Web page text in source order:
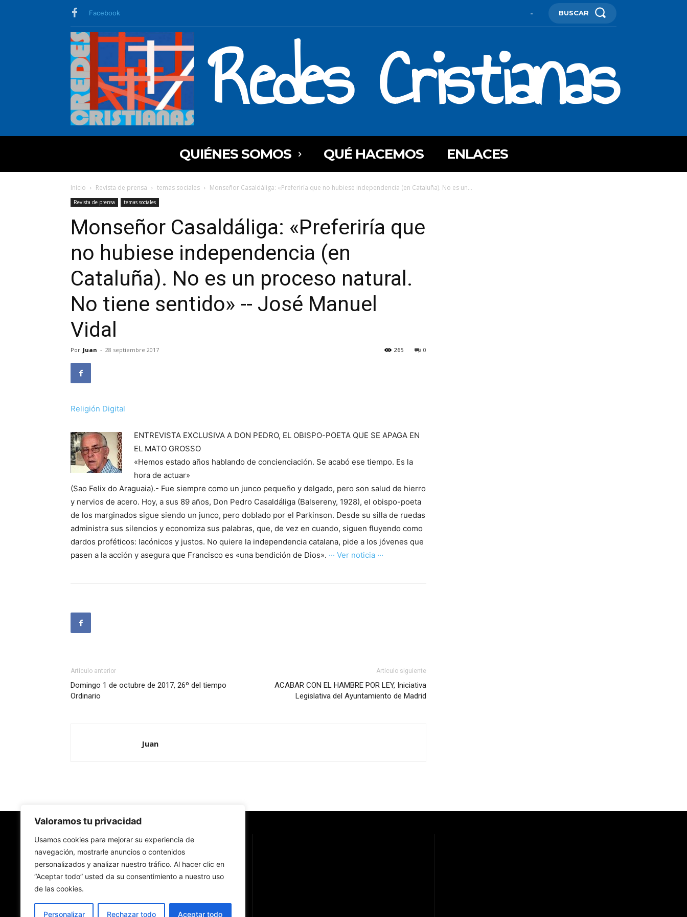
Valoramos tu privacidad
Usamos cookies para mejorar su experiencia de
navegación, mostrarle anuncios o contenidos
personalizados y analizar nuestro tráfico. Al hacer clic en
“Aceptar todo” usted da su consentimiento a nuestro uso
de las cookies.
Personalizar Rechazar todo Aceptar todo
Facebook - BUSCAR
Redes Cristianas
QUIÉNES SOMOS QUÉ HACEMOS ENLACES
Inicio Revista de prensa temas sociales Monseñor Casaldáliga: «Preferiría que no hubiese independencia (en Cataluña). No es un...
Revista de prensa temas sociales
Monseñor Casaldáliga: «Preferiría que
no hubiese independencia (en
Cataluña). No es un proceso natural.
No tiene sentido» -- José Manuel
Vidal
Por Juan - 28 septiembre 2017 0
265
Religión Digital
ENTREVISTA EXCLUSIVA A DON PEDRO, EL OBISPO-POETA QUE SE APAGA EN
EL MATO GROSSO
«Hemos estado años hablando de concienciación. Se acabó ese tiempo. Es la
hora de actuar»
(Sao Felix do Araguaia).- Fue siempre como un junco pequeño y delgado, pero son salud de hierro
y nervios de acero. Hoy, a sus 89 años, Don Pedro Casaldáliga (Balsereny, 1928), el obispo-poeta
de los marginados sigue siendo un junco, pero doblado por el Parkinson. Desde su silla de ruedas
administra sus silencios y economiza sus palabras, que, de vez en cuando, siguen fluyendo como
dardos proféticos: lacónicos y justos. No quiere la independencia catalana, pide a los jóvenes que
pasen a la acción y asegura que Francisco es «una bendición de Dios». ··· Ver noticia ···
Artículo anterior
Domingo 1 de octubre de 2017, 26º del tiempo
Ordinario
Artículo siguiente
ACABAR CON EL HAMBRE POR LEY, Iniciativa
Legislativa del Ayuntamiento de Madrid
Juan
Redes Cristianas
Una mirada alternativa sobre la Iglesia católica y la
- Colectivos de Redes Cristianas